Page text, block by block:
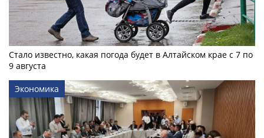
Стало известно, какая погода будет в Алтайском крае с 7 по
9 августа
Экономика